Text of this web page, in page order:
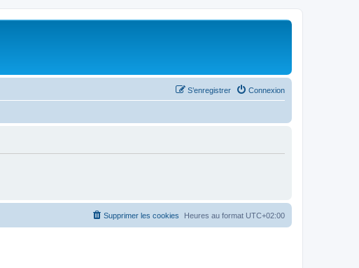
Connexion
S’enregistrer
Heures au format UTC+02:00
Supprimer les cookies